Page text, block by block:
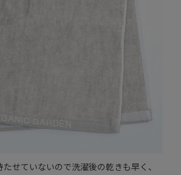
せていないので洗濯後の乾きも早く、